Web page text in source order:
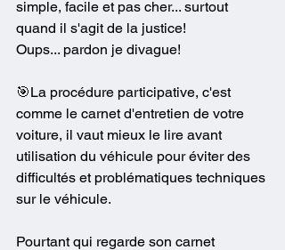
simple, facile et pas cher... surtout
quand il s'agit de la justice!
Oups... pardon je divague!
🎯La procédure participative, c'est
comme le carnet d'entretien de votre
voiture, il vaut mieux le lire avant
utilisation du véhicule pour éviter des
difficultés et problématiques techniques
sur le véhicule.
Pourtant qui regarde son carnet